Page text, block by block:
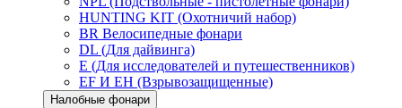
HUNTING KIT (Охотничий набор)
BR Велосипедные фонари
DL (Для дайвинга)
E (Для исследователей и путешественников)
EF И EH (Взрывозащищенные)
Налобные фонари